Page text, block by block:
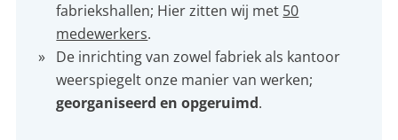
fabriekshallen; Hier zitten wij met 50
medewerkers.
De inrichting van zowel fabriek als kantoor
weerspiegelt onze manier van werken;
georganiseerd en opgeruimd.